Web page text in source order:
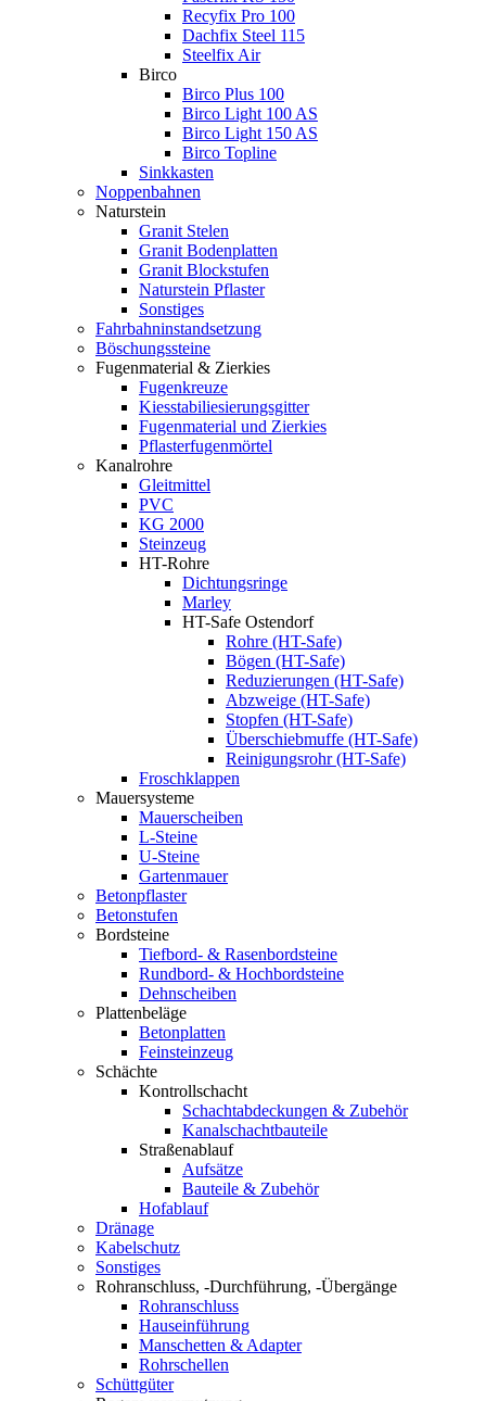
Recyfix Pro 100
Dachfix Steel 115
Steelfix Air
Birco
Birco Plus 100
Birco Light 100 AS
Birco Light 150 AS
Birco Topline
Sinkkasten
Noppenbahnen
Naturstein
Granit Stelen
Granit Bodenplatten
Granit Blockstufen
Naturstein Pflaster
Sonstiges
Fahrbahninstandsetzung
Böschungssteine
Fugenmaterial & Zierkies
Fugenkreuze
Kiesstabiliesierungsgitter
Fugenmaterial und Zierkies
Pflasterfugenmörtel
Kanalrohre
Gleitmittel
PVC
KG 2000
Steinzeug
HT-Rohre
Dichtungsringe
Marley
HT-Safe Ostendorf
Rohre (HT-Safe)
Bögen (HT-Safe)
Reduzierungen (HT-Safe)
Abzweige (HT-Safe)
Stopfen (HT-Safe)
Überschiebmuffe (HT-Safe)
Reinigungsrohr (HT-Safe)
Froschklappen
Mauersysteme
Mauerscheiben
L-Steine
U-Steine
Gartenmauer
Betonpflaster
Betonstufen
Bordsteine
Tiefbord- & Rasenbordsteine
Rundbord- & Hochbordsteine
Dehnscheiben
Plattenbeläge
Betonplatten
Feinsteinzeug
Schächte
Kontrollschacht
Schachtabdeckungen & Zubehör
Kanalschachtbauteile
Straßenablauf
Aufsätze
Bauteile & Zubehör
Hofablauf
Dränage
Kabelschutz
Sonstiges
Rohranschluss, -Durchführung, -Übergänge
Rohranschluss
Hauseinführung
Manschetten & Adapter
Rohrschellen
Schüttgüter